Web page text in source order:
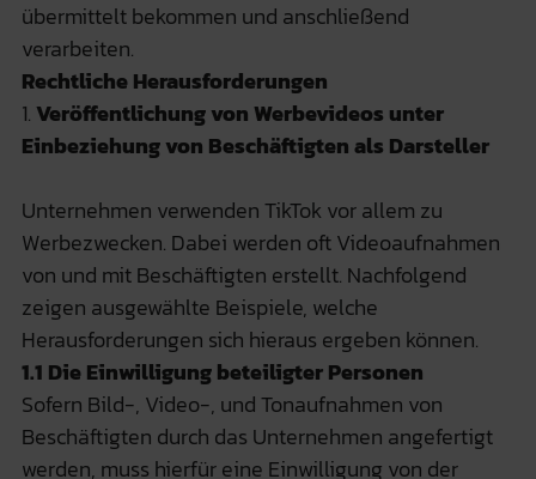
übermittelt bekommen und anschließend
verarbeiten.
Rechtliche Herausforderungen
1. Veröffentlichung von Werbevideos unter
Einbeziehung von Beschäftigten als Darsteller
Unternehmen verwenden TikTok vor allem zu
Werbezwecken. Dabei werden oft Videoaufnahmen
von und mit Beschäftigten erstellt. Nachfolgend
zeigen ausgewählte Beispiele, welche
Herausforderungen sich hieraus ergeben können.
1.1 Die Einwilligung beteiligter Personen
Sofern Bild-, Video-, und Tonaufnahmen von
Beschäftigten durch das Unternehmen angefertigt
werden, muss hierfür eine Einwilligung von der